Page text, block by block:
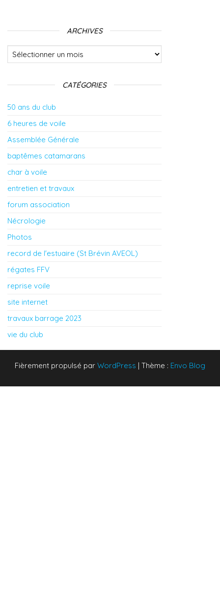
ARCHIVES
Archives
CATÉGORIES
50 ans du club
6 heures de voile
Assemblée Générale
baptêmes catamarans
char à voile
entretien et travaux
forum association
Nécrologie
Photos
record de l'estuaire (St Brévin AVEOL)
régates FFV
reprise voile
site internet
travaux barrage 2023
vie du club
Fièrement propulsé par WordPress | Thème : Envo Blog